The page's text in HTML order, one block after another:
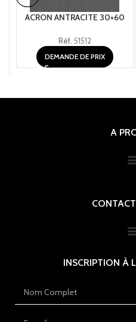
ACRON ANTRACITE 30×60
Réf. 51512
DEMANDE DE PRIX
A
INSCRIPTION À